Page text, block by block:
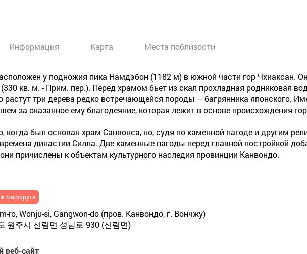
Информация Карта Места поблизости
у подножия пика Намдэбон (1182 м) в южной части гор Чхиаксан.
кв. м. - Прим. пер.). Перед храмом бьет из скал прохладная родниковая
растут три дерева редко встречающейся породы – багрянника японского.
за оказанное ему благодеяние, которая лежит в основе происхождения
когда был основан храм Санвонса, но, судя по каменной пагоде и другим
династии Силла. Две каменные пагоды перед главной постройкой
причислены к объектам культурного наследия провинции Канвондо.
маршрута
ro, Wonju-si, Gangwon-do (пров. Канвондо, г. Вончжу)
원주시 신림면 성남로 930 (신림면)
веб-сайт